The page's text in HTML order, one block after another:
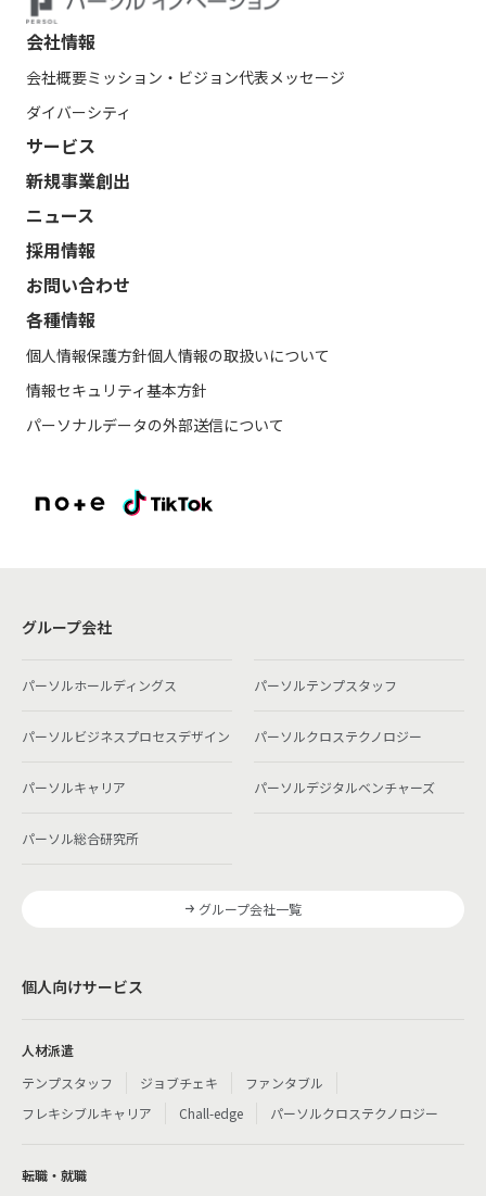
会社情報
会社概要ミッション・ビジョン代表メッセージ
ダイバーシティ
サービス
新規事業創出
ニュース
採用情報
お問い合わせ
各種情報
個人情報保護方針個人情報の取扱いについて
情報セキュリティ基本方針
パーソナルデータの外部送信について
グループ会社
パーソルホールディングス パーソルテンプスタッフ
パーソルビジネスプロセスデザイン パーソルクロステクノロジー
パーソルキャリア パーソルデジタルベンチャーズ
パーソル総合研究所
グループ会社一覧
個人向けサービス
人材派遣
テンプスタッフ
ジョブチェキ
ファンタブル
フレキシブルキャリア
Chall-edge パーソルクロステクノロジー
転職・就職